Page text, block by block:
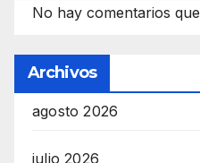
No hay comentarios
Archivos
agosto 2026
julio 2026